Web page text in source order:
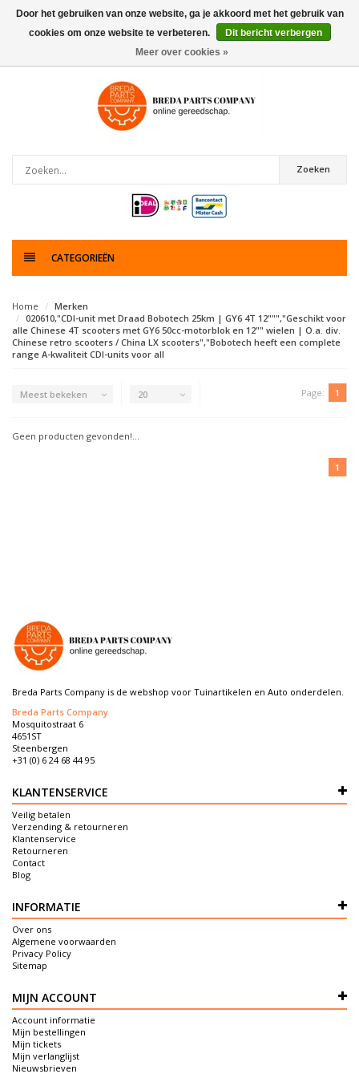
0artikelen
Zoeken
CATEGORIEËN
Home
Merken
020610,"CDI-unit met Draad Bobotech 25km | GY6 4T 12""","Geschikt voor
alle Chinese 4T scooters met GY6 50cc-motorblok en 12"" wielen | O.a. div.
Chinese retro scooters / China LX scooters","Bobotech heeft een complete
range A-kwaliteit CDI-units voor all
Meest bekeken 20 Page: 1
Geen producten gevonden!...
1
Breda Parts Company is de webshop voor Tuinartikelen en Auto onderdelen.
Breda Parts Company
Mosquitostraat 6
4651ST
Steenbergen
+31 (0) 6 24 68 44 95
KLANTENSERVICE
Veilig betalen
Verzending & retourneren
Klantenservice
Retourneren
Contact
Blog
INFORMATIE
Over ons
Algemene voorwaarden
Privacy Policy
Sitemap
MIJN ACCOUNT
Account informatie
Mijn bestellingen
Mijn tickets
Mijn verlanglijst
Nieuwsbrieven
Door het gebruiken van onze website, ga je akkoord met het gebruik van
cookies om onze website te verbeteren.
Dit bericht verbergen
Meer over cookies »